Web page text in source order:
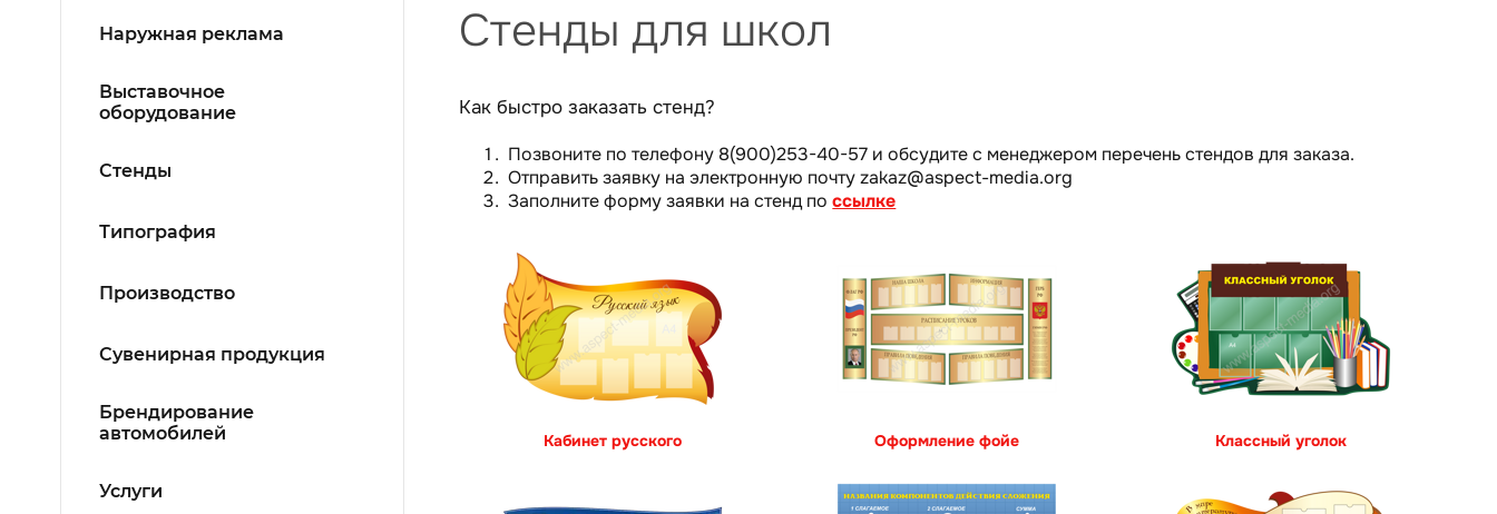
Наружная реклама
Выставочное
оборудование
Стенды
Типография
Производство
Сувенирная продукция
Брендирование
автомобилей
Услуги
Стенды для школ
Как быстро заказать стенд?
Позвоните по телефону 8(900)253-40-57 и обсудите с менеджером перечень стендов для заказа.
Отправить заявку на электронную почту zakaz@aspect-media.org
Заполните форму заявки на стенд поссылке
Кабинет русского Оформление фойе Классный уголок